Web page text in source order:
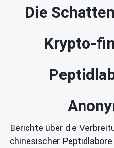
Die
Krypto-
Berichte über die
chinesischer